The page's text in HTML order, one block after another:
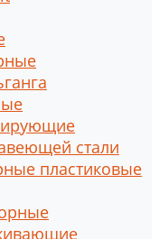
стали
пластиковые